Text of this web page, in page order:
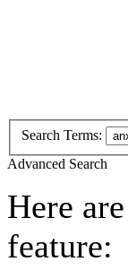
Search Terms:
Advanced Search
Here
feature: